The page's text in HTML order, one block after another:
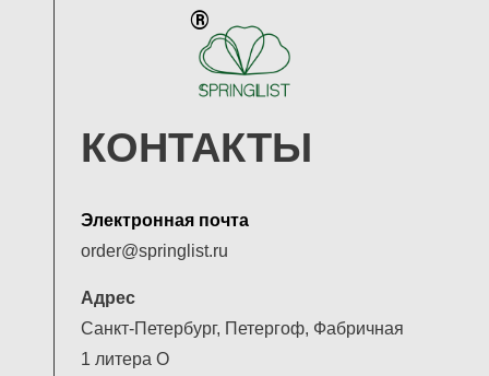
КОНТАКТЫ
Электронная почта
order@springlist.ru
Адрес
Санкт-Петербург, Петергоф, Фабричная
1 литера О
®